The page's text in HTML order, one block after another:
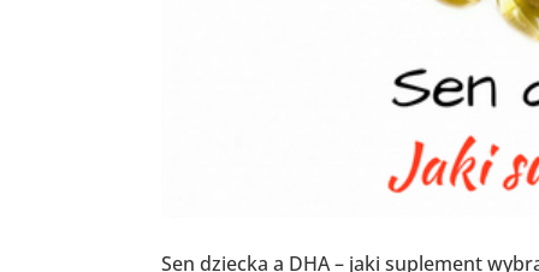
Sen dziecka a DHA – jaki suplement